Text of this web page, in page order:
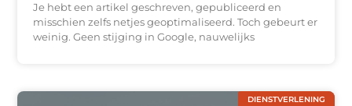
Je hebt een artikel geschreven, gepubliceerd en
misschien zelfs netjes geoptimaliseerd. Toch gebeurt er
weinig. Geen stijging in Google, nauwelijks
DIENSTVERLENING